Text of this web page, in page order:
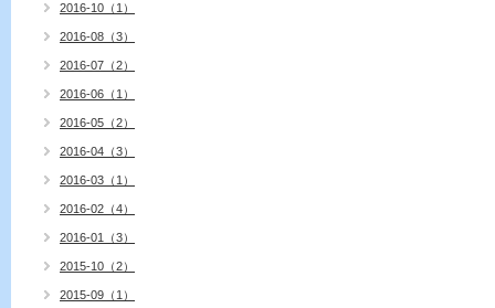
2016-10（1）
2016-08（3）
2016-07（2）
2016-06（1）
2016-05（2）
2016-04（3）
2016-03（1）
2016-02（4）
2016-01（3）
2015-10（2）
2015-09（1）